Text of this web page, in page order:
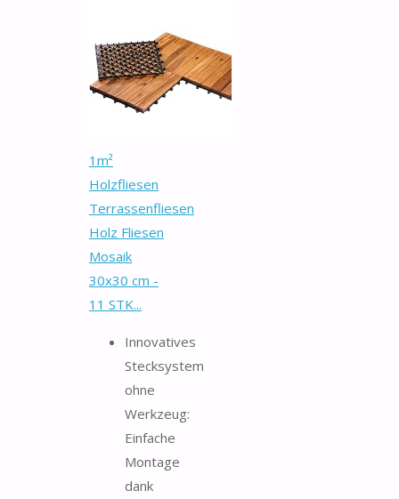
1m²
Holzfliesen
Terrassenfliesen
Holz Fliesen
Mosaik
30x30 cm -
11 STK...
Innovatives
Stecksystem
ohne
Werkzeug:
Einfache
Montage
dank